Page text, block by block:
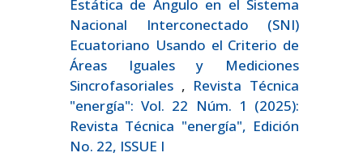
Estática de Ángulo en el Sistema
Nacional Interconectado (SNI)
Ecuatoriano Usando el Criterio de
Áreas Iguales y Mediciones
Sincrofasoriales , Revista Técnica
"energía": Vol. 22 Núm. 1 (2025):
Revista Técnica "energía", Edición
No. 22, ISSUE I